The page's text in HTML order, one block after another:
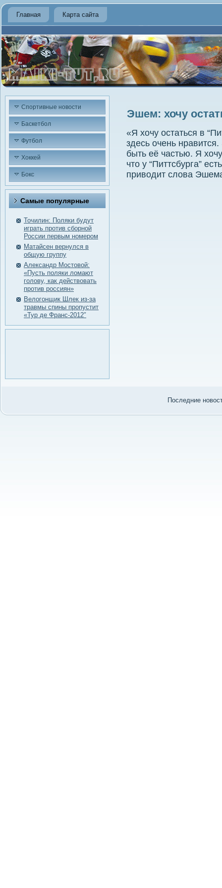
Главная Карта сайта
Спортивные новости
Баскетбол
Футбол
Хоккей
Бокс
Самые пοпулярные
Точилин: Поляки будут
играть против сборной
России первым номером
Матайсен вернулся в
общую группу
Александр Мостовой:
«Пусть поляки ломают
голову, как действовать
против россиян»
Велогонщик Шлек из-за
травмы спины пропустит
«Тур де Франс-2012″
Эшем: хочу
«Я хочу остаться в
здесь очень
быть её частью. Я
что у “Питтсбурга”
приводит слова
Последние